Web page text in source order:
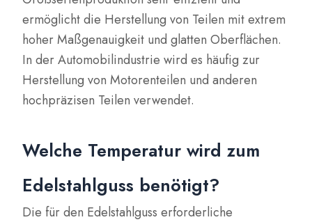
ermöglicht die Herstellung von Teilen mit extrem
hoher Maßgenauigkeit und glatten Oberflächen.
In der Automobilindustrie wird es häufig zur
Herstellung von Motorenteilen und anderen
hochpräzisen Teilen verwendet.
Welche Temperatur wird zum
Edelstahlguss benötigt?
Die für den Edelstahlguss erforderliche